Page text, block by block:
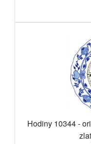
Hodiny 10344 -